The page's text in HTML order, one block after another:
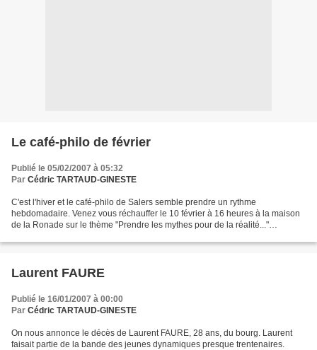
Le café-philo de février
Publié le 05/02/2007 à 05:32
Par Cédric TARTAUD-GINESTE
C'est l'hiver et le café-philo de Salers semble prendre un rythme
hebdomadaire. Venez vous réchauffer le 10 février à 16 heures à la maison
de la Ronade sur le thème "Prendre les mythes pour de la réalité..."
Laurent FAURE
Publié le 16/01/2007 à 00:00
Par Cédric TARTAUD-GINESTE
On nous annonce le décès de Laurent FAURE, 28 ans, du bourg. Laurent
faisait partie de la bande des jeunes dynamiques presque trentenaires.